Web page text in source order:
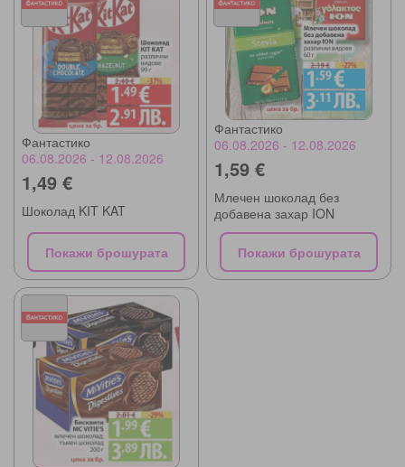
Фантастико
06.08.2026 - 12.08.2026
1,49 €
Шоколад KIT KAT
Покажи брошурата
Фантастико
06.08.2026 - 12.08.2026
1,59 €
Млечен шоколад без
добавена захар ION
Покажи брошурата